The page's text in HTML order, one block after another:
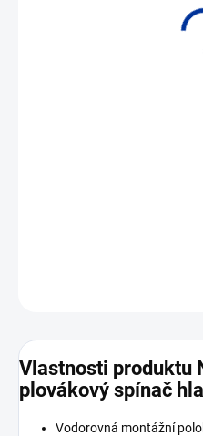
Vlastnosti produktu
plovákový spínač
Vodorovná montážní